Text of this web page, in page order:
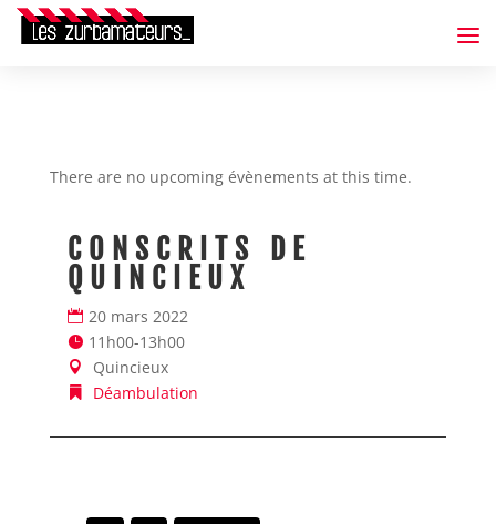
There are no upcoming évènements at this time.
CONSCRITS DE
QUINCIEUX
20 mars 2022
11h00-13h00
Quincieux
Déambulation